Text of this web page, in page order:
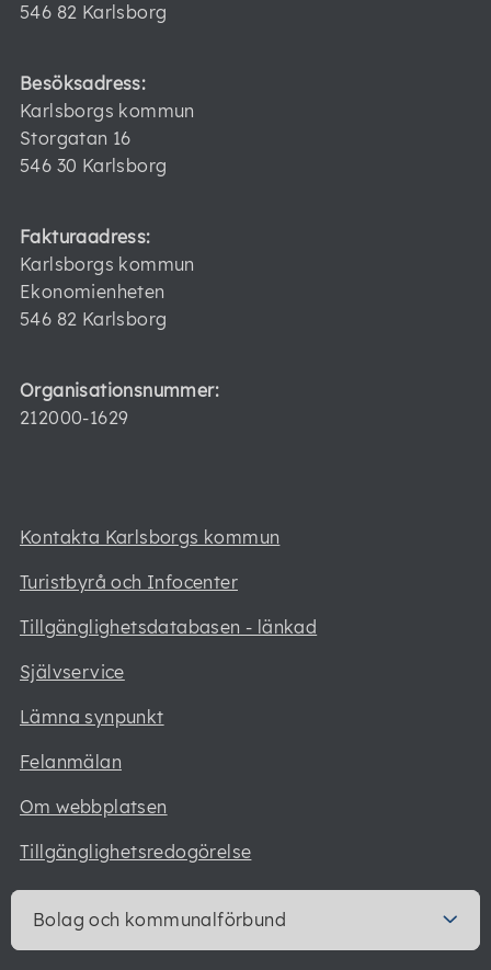
546 82 Karlsborg
Besöksadress:
Karlsborgs kommun
Storgatan 16
546 30 Karlsborg
Fakturaadress:
Karlsborgs kommun
Ekonomienheten
546 82 Karlsborg
Organisationsnummer:
212000-1629
Kontakta Karlsborgs kommun
Turistbyrå och Infocenter
Tillgänglighetsdatabasen - länkad
Självservice
Lämna synpunkt
Felanmälan
Om webbplatsen
Tillgänglighetsredogörelse
Bolag och kommunalförbund